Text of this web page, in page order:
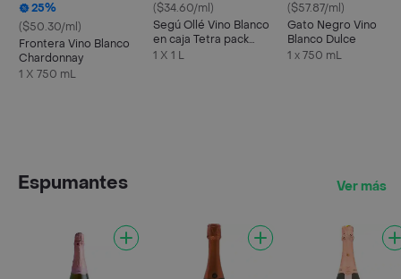
25%
($50.30/ml)
Frontera Vino Blanco
Chardonnay
1 X 750 mL
($34.60/ml)
Segú Ollé Vino Blanco
en caja Tetra pack
1000 ml
1 X 1 L
($57.87/ml)
Gato Negro Vino
Blanco Dulce
1 x 750 mL
Espumantes Ver más